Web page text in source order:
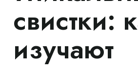
свистки:
изучают